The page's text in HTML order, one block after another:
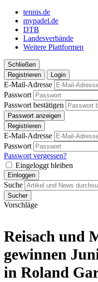
tennis.de
mypadel.de
DTB
Landesverbände
Weitere Plattformen
Schließen
Registrieren
Login
E-Mail-Adresse
Passwort
Passwort bestätigen
Passwort anzeigen
Registrieren
E-Mail-Adresse
Passwort
Passwort vergessen?
Eingeloggt bleiben
Einloggen
Suche
Sucher
Vorschläge
Reisach und
gewinnen
in Roland